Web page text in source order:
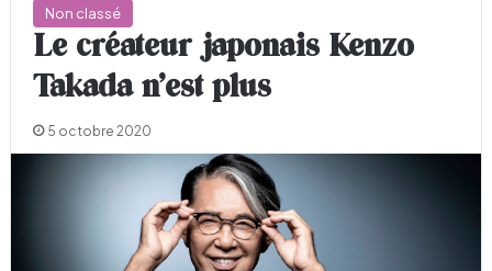
Non classé
Le créateur japonais Kenzo
Takada n’est plus
5 octobre 2020